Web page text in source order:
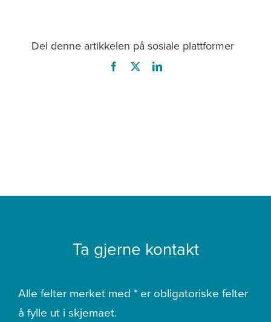
Del denne artikkelen på sosiale plattformer
Ta gjerne kontakt
Alle felter merket med * er obligatoriske felter
å fylle ut i skjemaet.